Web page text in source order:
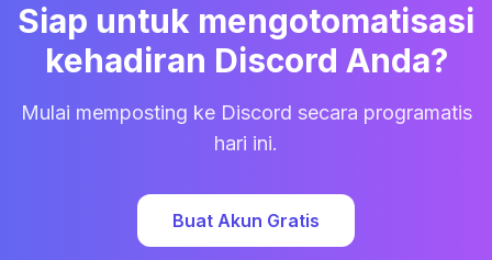
Siap untuk mengotomatisasi
kehadiran Discord Anda?
Mulai memposting ke Discord secara programatis
hari ini.
Buat Akun Gratis